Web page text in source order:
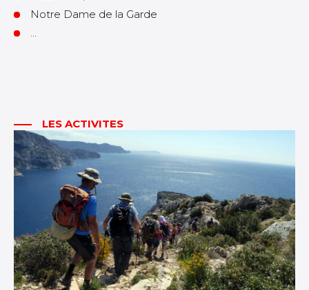
Notre Dame de la Garde
…
LES ACTIVITES